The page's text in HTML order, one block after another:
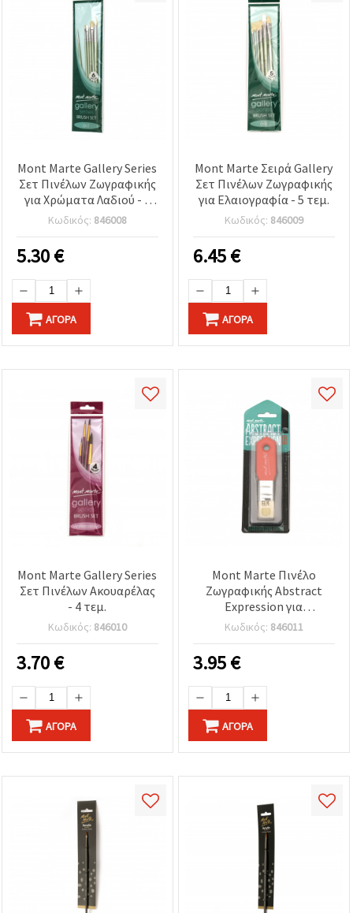
Mont Marte Gallery Series
Σετ Πινέλων Ζωγραφικής
για Χρώματα Λαδιού - 6
τεμ.
Κωδικός: 846008
5.30€
ΑΓΟΡΆ
Mont Marte Σειρά Gallery
Σετ Πινέλων Ζωγραφικής
για Ελαιογραφία - 5 τεμ.
Κωδικός: 846009
6.45€
ΑΓΟΡΆ
Mont Marte Gallery Series
Σετ Πινέλων Ακουαρέλας
- 4 τεμ.
Κωδικός: 846010
3.70€
ΑΓΟΡΆ
Mont Marte Πινέλο
Ζωγραφικής Abstract
Expression για
Αφηρημένα Εφέ - 25 mm
Κωδικός: 846011
3.95€
ΑΓΟΡΆ